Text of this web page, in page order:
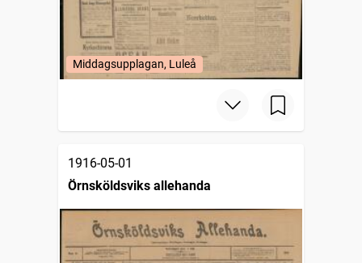
Middagsupplagan, Luleå
1916-05-01
Örnsköldsviks allehanda